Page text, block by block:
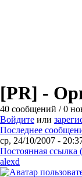
[PR] -
40 сообщений / 0
Войдите или
Последнее
ср, 24/10/2007 -
Постоянная ссылка
alexd